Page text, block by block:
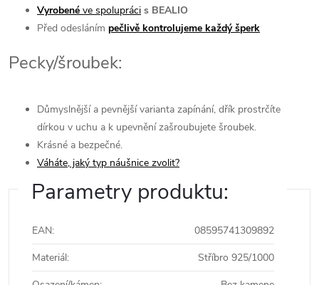
Vyrobené ve spolupráci s BEALIO
Před odesláním pečlivě kontrolujeme každý šperk
Pecky/šroubek:
Důmyslnější a pevnější varianta zapínání, dřík prostrčíte
dírkou v uchu a k upevnění zašroubujete šroubek.
Krásné a bezpečné.
Váháte, jaký typ náušnice zvolit?
Parametry produktu:
EAN:
08595741309892
Materiál:
Stříbro 925/1000